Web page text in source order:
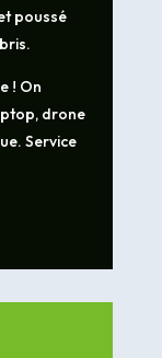
poussé
! On
drone
Service